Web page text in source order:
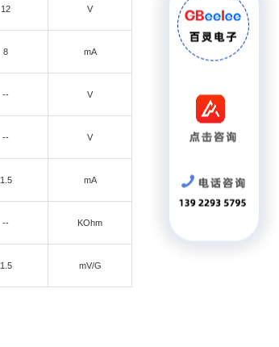
12 V
8 mA
-- V
-- V
1.5 mA
-- KOhm
1.5 mV/G